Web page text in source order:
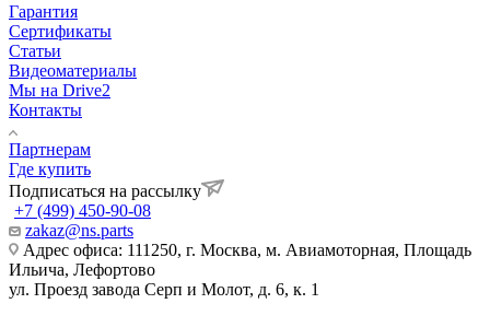
Гарантия
Сертификаты
Статьи
Видеоматериалы
Мы на Drive2
Контакты
Партнерам
Где купить
Подписаться на рассылку
+7 (499) 450-90-08
zakaz@ns.parts
Адрес офиса: 111250, г. Москва, м. Авиамоторная, Площадь
Ильича, Лефортово
ул. Проезд завода Серп и Молот, д. 6, к. 1